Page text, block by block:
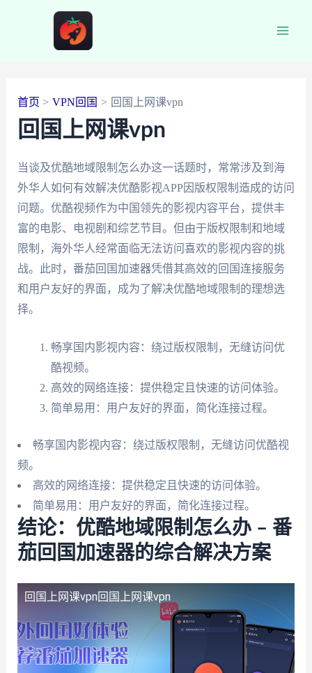
首页 VPN回国 回国上网课vpn
回国上网课vpn
当谈及优酷地域限制怎么办这一话题时，常常涉及到海
外华人如何有效解决优酷影视APP因版权限制造成的访问
问题。优酷视频作为中国领先的影视内容平台，提供丰
富的电影、电视剧和综艺节目。但由于版权限制和地域
限制，海外华人经常面临无法访问喜欢的影视内容的挑
战。此时，番茄回国加速器凭借其高效的回国连接服务
和用户友好的界面，成为了解决优酷地域限制的理想选
择。
畅享国内影视内容：绕过版权限制，无缝访问优
酷视频。
高效的网络连接：提供稳定且快速的访问体验。
简单易用：用户友好的界面，简化连接过程。
畅享国内影视内容：绕过版权限制，无缝访问优酷视
频。
高效的网络连接：提供稳定且快速的访问体验。
简单易用：用户友好的界面，简化连接过程。
结论：优酷地域限制怎么办 – 番
茄回国加速器的综合解决方案
回国上网课vpn回国上网课vpn